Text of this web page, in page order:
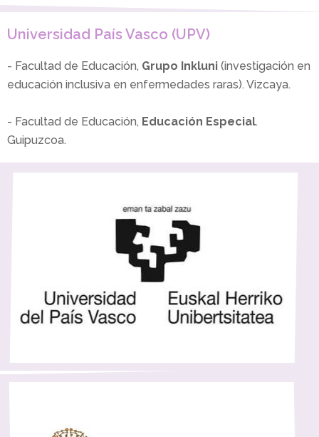
Universidad País Vasco (UPV)
- Facultad de Educación, Grupo Inkluni (investigación en
educación inclusiva en enfermedades raras). Vizcaya.
- Facultad de Educación, Educación Especial.
Guipuzcoa.